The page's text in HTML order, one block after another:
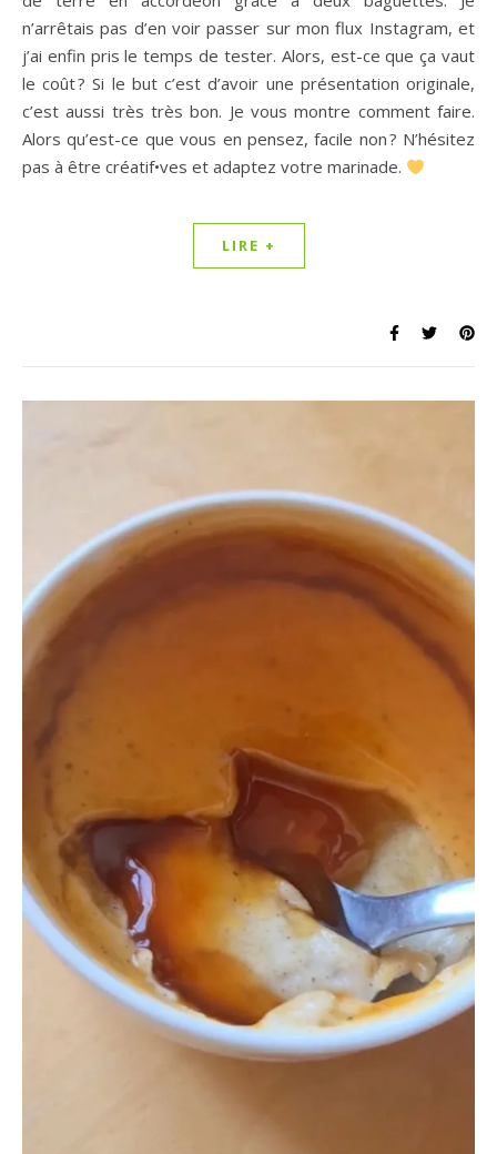
n’arrêtais pas d’en voir passer sur mon flux Instagram, et
j’ai enfin pris le temps de tester. Alors, est-ce que ça vaut
le coût ? Si le but c’est d’avoir une présentation originale,
c’est aussi très très bon. Je vous montre comment faire.
Alors qu’est-ce que vous en pensez, facile non ? N’hésitez
pas à être créatif•ves et adaptez votre marinade.
LIRE +